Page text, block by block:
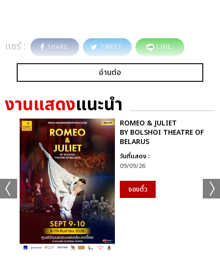
แชร์ : SHARE TWEET LINE
อ่านต่อ
งานแสดงแนะนำ
ROMEO & JULIET
BY BOLSHOI THEATRE OF
BELARUS
วันที่แสดง :
09/09/26
จองตั๋ว